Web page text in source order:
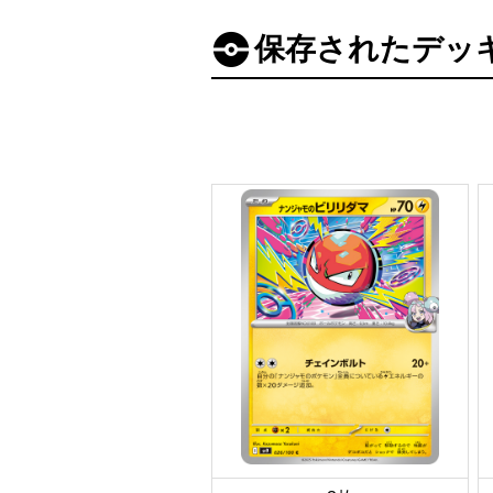
保存されたデッ